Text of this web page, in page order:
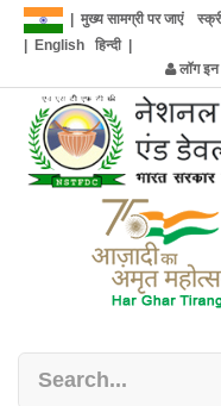
मुख्य सामग्री पर जाएं
English हिन्दी|
लॉग